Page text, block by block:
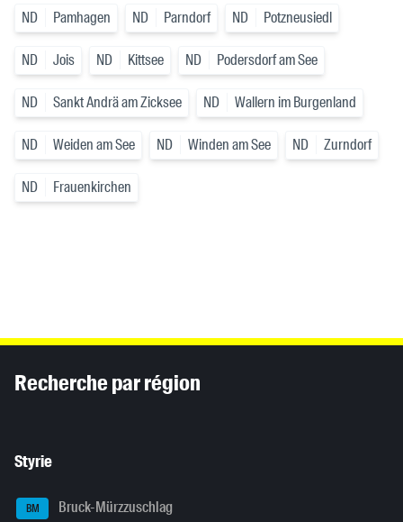
ND Pamhagen ND Parndorf ND Potzneusiedl
ND Jois ND Kittsee ND Podersdorf am See
ND Sankt Andrä am Zicksee ND Wallern im Burgenland
ND Weiden am See ND Winden am See ND Zurndorf
ND Frauenkirchen
Recherche par région
Styrie
BM Bruck-Mürzzuschlag